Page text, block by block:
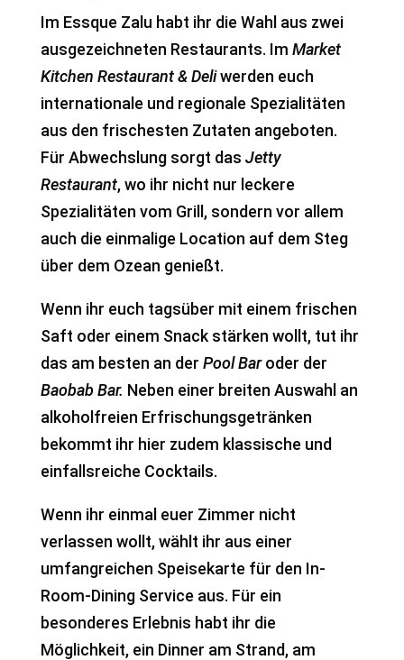
Im Essque Zalu habt ihr die Wahl aus zwei
ausgezeichneten Restaurants. Im Market
Kitchen Restaurant & Deliwerden euch
internationale und regionale Spezialitäten
aus den frischesten Zutaten angeboten.
Für Abwechslung sorgt das Jetty
Restaurant, wo ihr nicht nur leckere
Spezialitäten vom Grill, sondern vor allem
auch die einmalige Location auf dem Steg
über dem Ozean genießt.
Wenn ihr euch tagsüber mit einem frischen
Saft oder einem Snack stärken wollt, tut ihr
das am besten an der Pool Baroder der
Baobab Bar. Neben einer breiten Auswahl an
alkoholfreien Erfrischungsgetränken
bekommt ihr hier zudem klassische und
einfallsreiche Cocktails.
Wenn ihr einmal euer Zimmer nicht
verlassen wollt, wählt ihr aus einer
umfangreichen Speisekarte für den In-
Room-Dining Service aus. Für ein
besonderes Erlebnis habt ihr die
Möglichkeit, ein Dinner am Strand, am